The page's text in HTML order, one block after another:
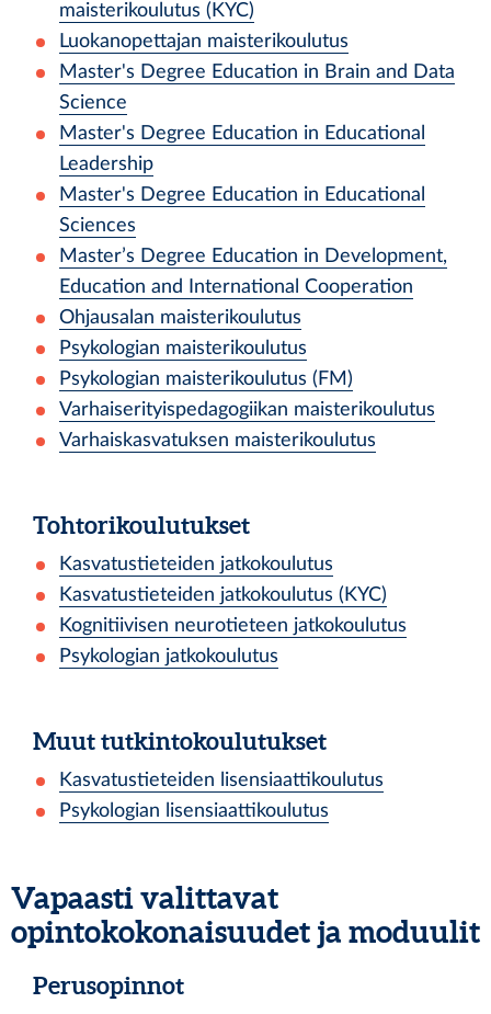
maisterikoulutus (KYC)
Luokanopettajan maisterikoulutus
Master's Degree Education in Brain and Data
Science
Master's Degree Education in Educational
Leadership
Master's Degree Education in Educational
Sciences
Master’s Degree Education in Development,
Education and International Cooperation
Ohjausalan maisterikoulutus
Psykologian maisterikoulutus
Psykologian maisterikoulutus (FM)
Varhaiserityispedagogiikan maisterikoulutus
Varhaiskasvatuksen maisterikoulutus
Tohtorikoulutukset
Kasvatustieteiden jatkokoulutus
Kasvatustieteiden jatkokoulutus (KYC)
Kognitiivisen neurotieteen jatkokoulutus
Psykologian jatkokoulutus
Muut tutkintokoulutukset
Kasvatustieteiden lisensiaattikoulutus
Psykologian lisensiaattikoulutus
Vapaasti valittavat
opintokokonaisuudet ja moduulit
Perusopinnot